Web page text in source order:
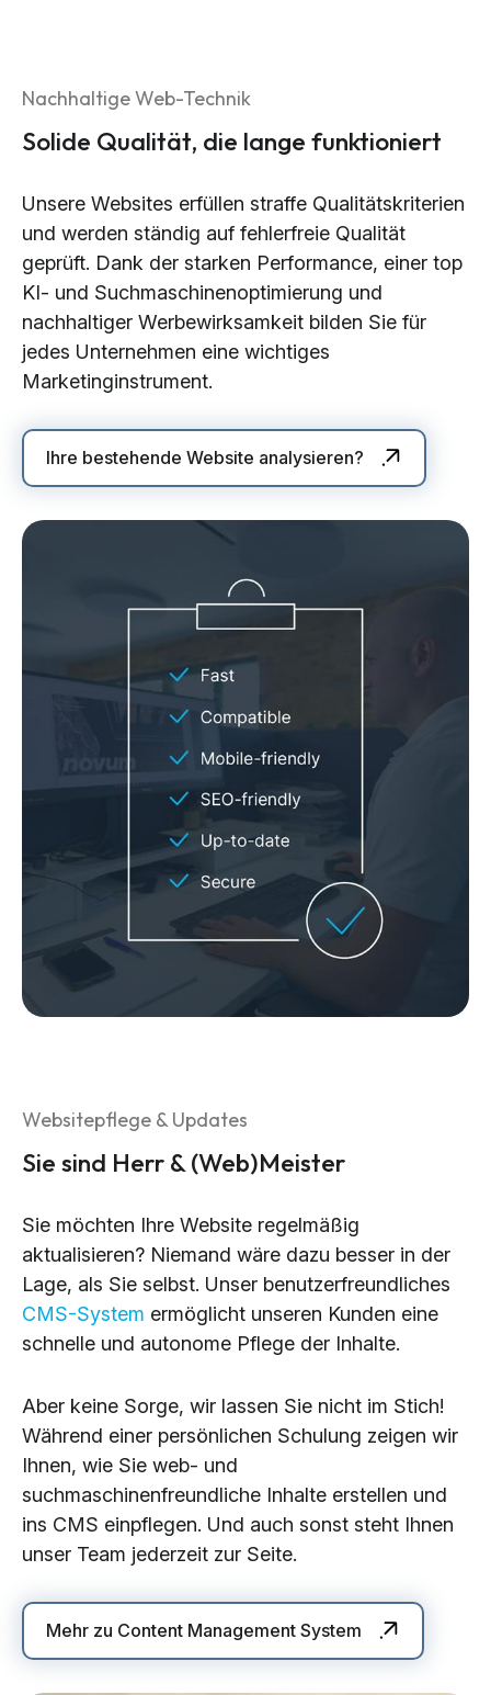
Nachhaltige Web-Technik
Solide Qualität, die lange funktioniert
Unsere Websites erfüllen straffe Qualitätskriterien
und werden ständig auf fehlerfreie Qualität
geprüft. Dank der starken Performance, einer top
KI- und Suchmaschinenoptimierung und
nachhaltiger Werbewirksamkeit bilden Sie für
jedes Unternehmen eine wichtiges
Marketinginstrument.
Ihre bestehende Website analysieren?
Websitepflege & Updates
Sie sind Herr & (Web)Meister
Sie möchten Ihre Website regelmäßig
aktualisieren? Niemand wäre dazu besser in der
Lage, als Sie selbst. Unser benutzerfreundliches
CMS-System ermöglicht unseren Kunden eine
schnelle und autonome Pflege der Inhalte.
Aber keine Sorge, wir lassen Sie nicht im Stich!
Während einer persönlichen Schulung zeigen wir
Ihnen, wie Sie web- und
suchmaschinenfreundliche Inhalte erstellen und
ins CMS einpflegen. Und auch sonst steht Ihnen
unser Team jederzeit zur Seite.
Mehr zu Content Management System